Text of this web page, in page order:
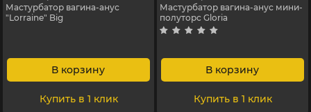
Мастурбатор вагина-анус
"Lorraine" Big
В корзину
Купить в 1 клик
Мастурбатор вагина-анус мини-
полуторс Gloria
В корзину
Купить в 1 клик